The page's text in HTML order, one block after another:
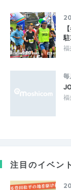
福
毎
福
注目のイベント